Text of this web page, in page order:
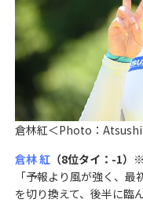
倉林紅＜Photo：
倉林 紅（8位タイ：-1）
「予報より風が強く、
を切り換えて、後半に臨